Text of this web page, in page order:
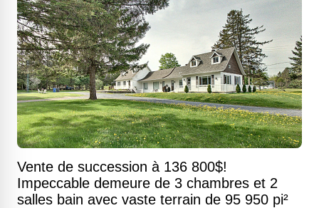
Vente de succession à 136 800$!
Impeccable demeure de 3 chambres et 2
salles bain avec vaste terrain de 95 950 pi²